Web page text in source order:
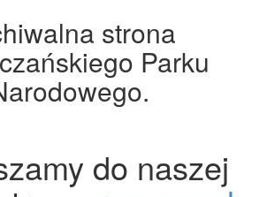
strona
Parku
do naszej